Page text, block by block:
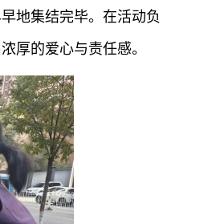
地集结完毕。在活动负
厚的爱心与责任感。